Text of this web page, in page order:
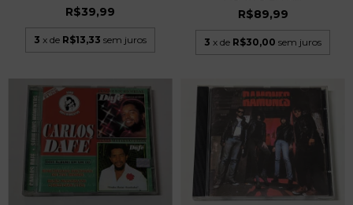
R$39,99
3 x de R$13,33 sem juros
R$89,99
3 x de R$30,00 sem juros